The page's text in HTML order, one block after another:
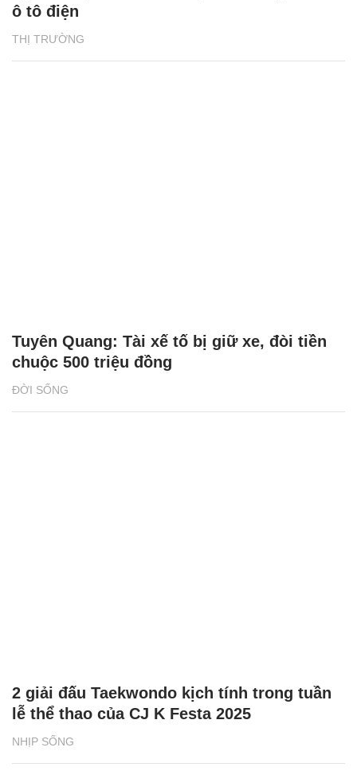
THỊ TRƯỜNG
ô tô điện
ĐỜI SỐNG
Tuyên Quang: Tài xế tố bị giữ xe, đòi tiền
chuộc 500 triệu đồng
NHỊP SỐNG
2 giải đấu Taekwondo kịch tính trong tuần
lễ thể thao của CJ K Festa 2025